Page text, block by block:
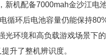
新机配备7000mah金沙江电
循环后电池容量仍能保持
光环境和高负载游戏场景下
升了整机辨识度。